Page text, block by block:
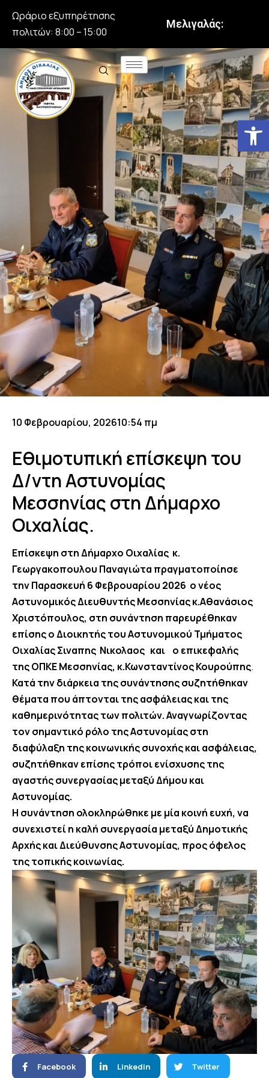
Ωράριο εξυπηρέτησης
πολιτών: 8:00 – 15:00
Μελιγαλάς:
10 Φεβρουαρίου, 202610:54 πμ
Εθιμοτυπική επίσκεψη του
Δ/ντη Αστυνομίας
Μεσσηνίας στη Δήμαρχο
Οιχαλίας.
Επίσκεψη στη Δήμαρχο Οιχαλίας κ.
Γεωργακοπουλου Παναγιώτα πραγματοποίησε
την Παρασκευή 6 Φεβρουαρίου 2026 ο νέος
Αστυνομικός Διευθυντής Μεσσηνίαςκ.Αθανάσιος
Χριστόπουλος, στη συνάντηση παρευρέθηκαν
επίσηςο Διοικητής του Αστυνομικού Τμήματος
Οιχαλίας Σιναπης Νικολαος και ο επικεφαλής
της ΟΠΚΕ Μεσσηνίας, κ.Κωνσταντίνος Κουρούπης.
Κατά την διάρκεια της συνάντησης συζητήθηκαν
θέματα που άπτονται της ασφάλειας και της
καθημερινότητας των πολιτών. Αναγνωρίζοντας
τον σημαντικό ρόλο της Αστυνομίας στη
διαφύλαξη της κοινωνικής συνοχής και ασφάλειας,
συζητήθηκαν επίσης τρόποι ενίσχυσης της
αγαστής συνεργασίας μεταξύ Δήμου και
Αστυνομίας.
Η συνάντηση ολοκληρώθηκε με μία κοινή ευχή, να
συνεχιστεί η καλή συνεργασία μεταξύ Δημοτικής
Αρχής και Διεύθυνσης Αστυνομίας, προς όφελος
της τοπικής κοινωνίας.
Facebook Linkedin Twitter